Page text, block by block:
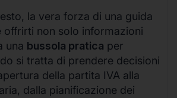
la vera forza di una guida
offrirti non solo informazioni
una bussola pratica per
si tratta di prendere decisioni
della partita IVA alla
dalla pianificazione dei